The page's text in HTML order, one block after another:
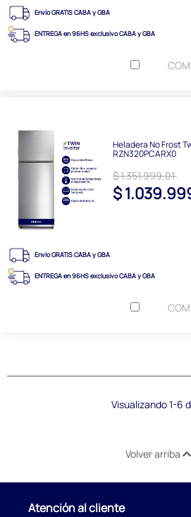
Envío GRATIS CABA y GBA
ENTREGA en 96HS exclusivo CABA y GBA
Heladera No Frost
RZN320PCARX0
$ 1.351.999,01
$
Envío GRATIS CABA y GBA
ENTREGA en 96HS exclusivo CABA y GBA
Visualizando 1-6
Volver arriba
Atención al cliente